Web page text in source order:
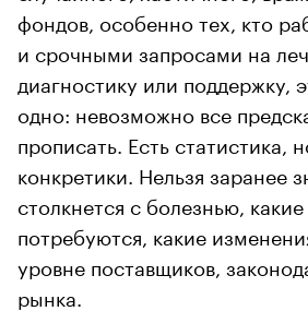
фондов, особенно тех, кто
и срочными запросами на
диагностику или поддержку,
одно: невозможно все
прописать. Есть статистика,
конкретики. Нельзя заранее
столкнется с болезнью,
потребуются, какие
уровне поставщиков,
рынка.